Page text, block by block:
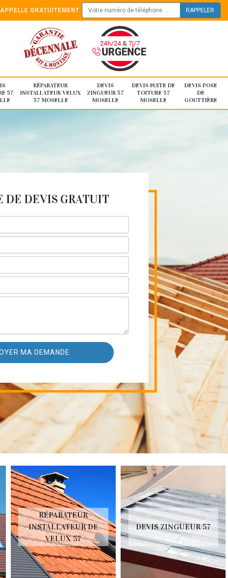
GRATUITEMENT
57
RÉPARATEUR
INSTALLATEUR VELUX
57 MOSELLE
DEVIS
ZINGUEUR 57
MOSELLE
DEVIS FUITE DE
TOITURE 57
MOSELLE
DEVIS POSE
DE
GOUTTIÈRE
DE DEVIS GRATUIT
RÉPARATEUR
INSTALLATEUR DE
VELUX 57
DEVIS ZINGUEUR 57